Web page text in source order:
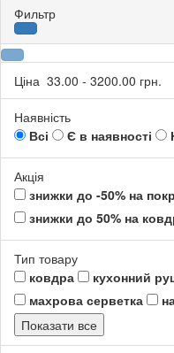
Фильтр
Ціна 33.00 - 3200.00 грн.
Наявність
Всі
Є в наявності
Акція
знижки до -50% на
знижки до 50% на
Тип товару
ковдра
кухонний
махрова серветка
Показати все